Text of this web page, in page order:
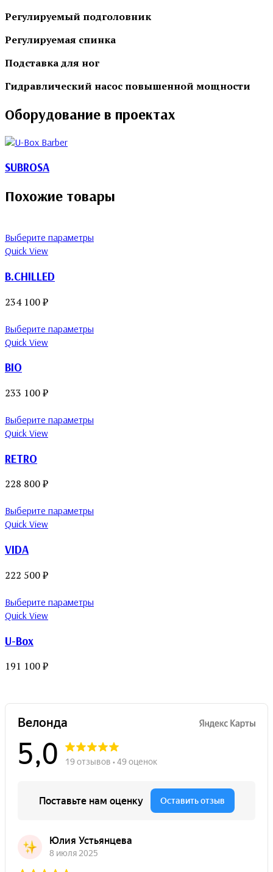
Регулируемый подголовник
Регулируемая спинка
Подставкадля ног
Гидравлический насос повышенной мощности
Оборудование в проектах
SUBROSA
Похожие товары
Выберите параметры
Quick View
B.CHILLED
234 100₽
Выберите параметры
Quick View
BIO
233 100₽
Выберите параметры
Quick View
RETRO
228 800₽
Выберите параметры
Quick View
VIDA
222 500₽
Выберите параметры
Quick View
U-Box
191 100₽